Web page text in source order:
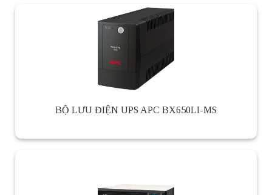
BỘ LƯU ĐIỆN UPS APC BX650LI-MS